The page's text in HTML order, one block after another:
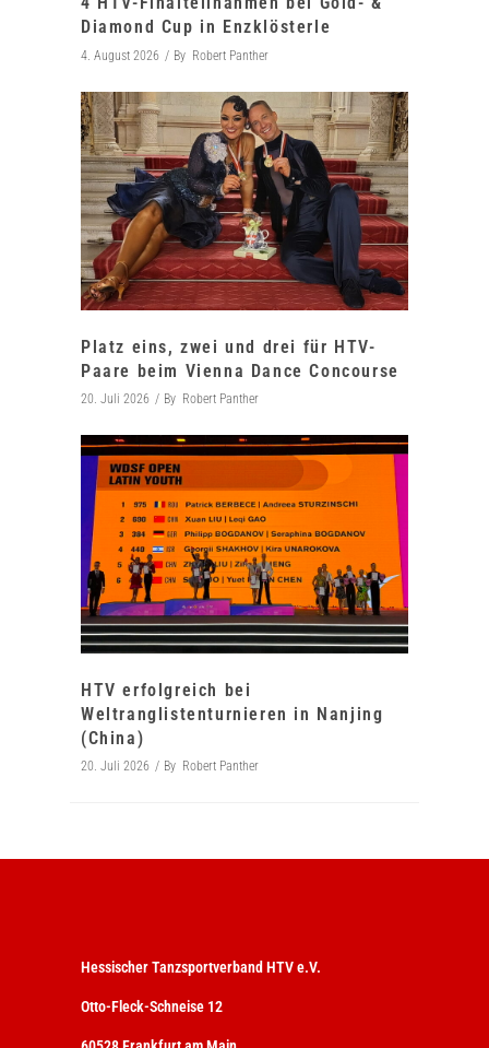
Diamond Cup in Enzklösterle
4. August 2026 By Robert Panther
Platz eins, zwei und drei für HTV-
Paare beim Vienna Dance Concourse
20. Juli 2026 By Robert Panther
HTV erfolgreich bei
Weltranglistenturnieren in Nanjing
(China)
20. Juli 2026 By Robert Panther
Hessischer Tanzsportverband HTV e.V.
Otto-Fleck-Schneise 12